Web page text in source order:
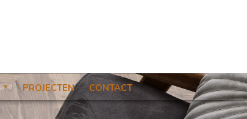
PROJECTEN CONTACT